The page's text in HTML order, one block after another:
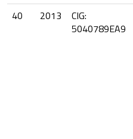
40
2013
CIG:
5040789EA9